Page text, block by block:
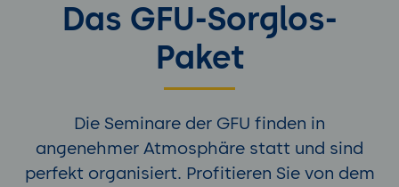
Das GFU-Sorglos-
Paket
Die Seminare der GFU finden in
angenehmer Atmosphäre statt und sind
perfekt organisiert. Profitieren Sie von dem